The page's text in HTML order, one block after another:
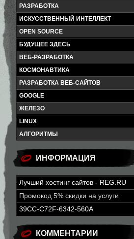
РАЗРАБОТКА
ИСКУССТВЕННЫЙ ИНТЕЛЛЕКТ
OPEN SOURCE
БУДУЩЕЕ ЗДЕСЬ
ВЕБ-РАЗРАБОТКА
КОСМОНАВТИКА
РАЗРАБОТКА ВЕБ-САЙТОВ
GOOGLE
ЖЕЛЕЗО
LINUX
АЛГОРИТМЫ
ИНФОРМАЦИЯ
Лучший хостинг сайтов - REG.RU
Промокод 5% скидки на услуги
39CC-C72F-6342-560A
КОММЕНТАРИИ